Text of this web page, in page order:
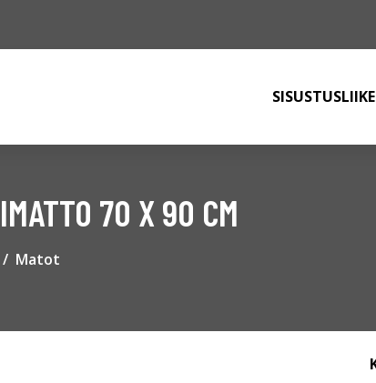
SISUSTUSLIIKE
70 X 90 CM
Matot